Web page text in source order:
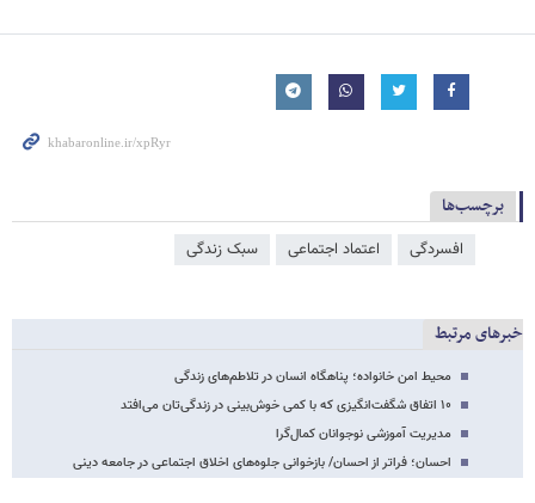
برچسب‌ها
افسردگی اعتماد اجتماعی سبک زندگی
خبرهای مرتبط
محیط امن خانواده؛ پناهگاه انسان در تلاطم‌های زندگی
۱۰ اتفاق شگفت‌انگیزی که با کمی خوش‌بینی در زندگی‌تان می‌افتد
مدیریت آموزشی نوجوانان کمال‌گرا
احسان؛ فراتر از احسان/ بازخوانی جلوه‌های اخلاق اجتماعی در جامعه دینی